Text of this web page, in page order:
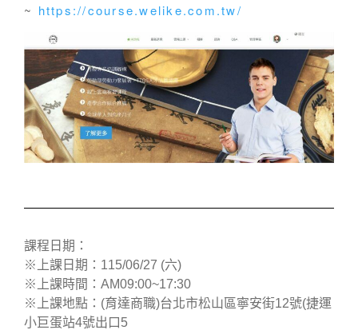
~ https://course.welike.com.tw/
課程日期：
※上課日期：115/06/27 (六)
※上課時間：AM09:00~17:30
※上課地點：(育達商職)台北市松山區寧安街12號(捷運
小巨蛋站4號出口5